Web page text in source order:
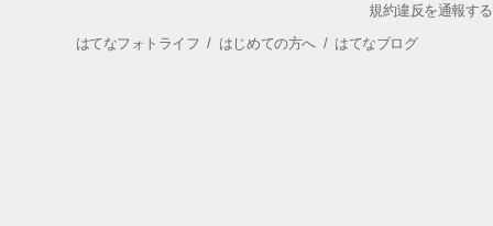
規約違反を通報する
はてなフォトライフ / はじめての方へ/ はてなブログ